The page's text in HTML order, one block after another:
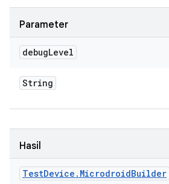
Parameter
debugLevel
String
Hasil
TestDevice . MicrodroidBuilder